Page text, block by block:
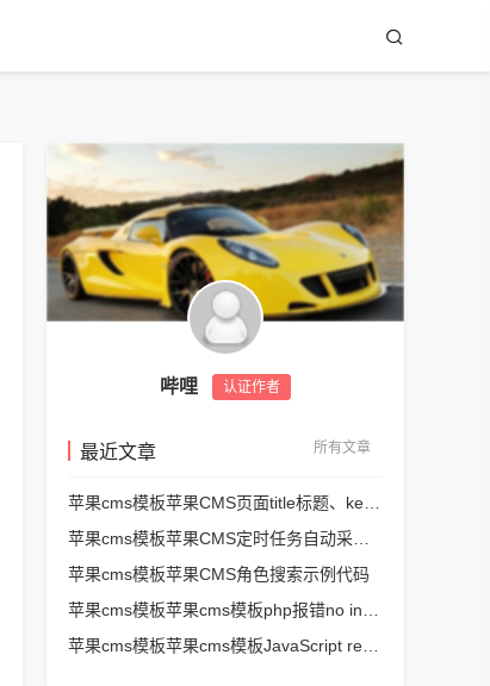
哔哩 认证作者
最近文章 所有文章
苹果cms模板苹果CMS角色搜索示例代码